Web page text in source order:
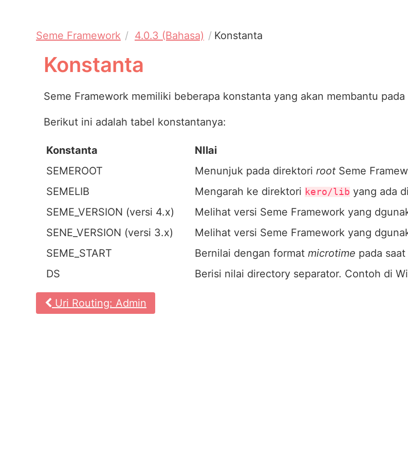
Seme Framework 4.0.3 (Bahasa) Konstanta
Konstanta
Seme Framework memiliki beberapa konstanta yang akan membantu
Berikut ini adalah tabel konstantanya:
Konstanta
NIlai
SEMEROOT
Menunjuk pada direktori root Seme
SEMELIB
Mengarah ke direktori kero/lib yang ada
SEME_VERSION (versi 4.x)
Melihat versi Seme Framework yang
SENE_VERSION (versi 3.x)
Melihat versi Seme Framework yang
SEME_START
Bernilai dengan format microtime pada
DS
Berisi nilai directory separator. Contoh di
Uri Routing: Admin